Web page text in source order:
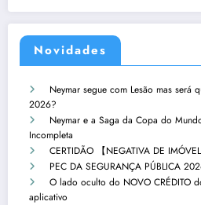
Novidades
Neymar segue com Lesão mas
2026?
Neymar e a Saga da Copa do
Incompleta
CERTIDÃO 【NEGATIVA DE
PEC DA SEGURANÇA PÚBLICA
O lado oculto do NOVO CRÉDITO
aplicativo